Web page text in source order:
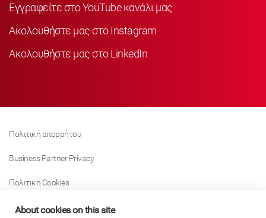
Εγγραφείτε στο YouTube κανάλι μας
Ακολουθήστε μας στο Instagram
Ακολουθήστε μας στο LinkedIn
Πολιτική απορρήτου
Business Partner Privacy
Πολιτικη Cookies
Modern Slavery Act Policy
About cookies on this site